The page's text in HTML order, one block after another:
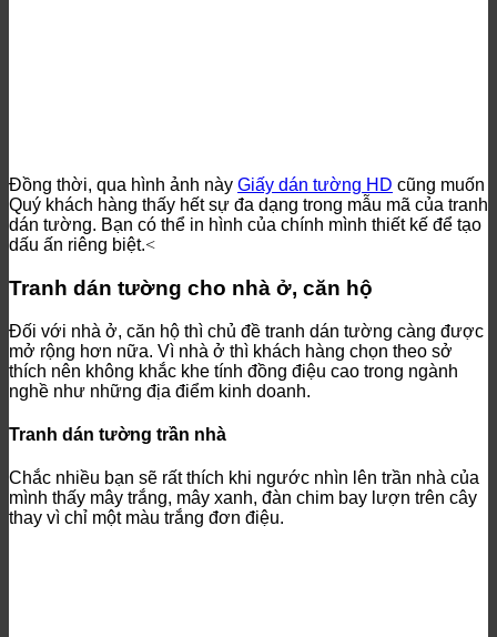
Đồng thời, qua hình ảnh này Giấy dán tường HD cũng muốn
Quý khách hàng thấy hết sự đa dạng trong mẫu mã của tranh
dán tường. Bạn có thể in hình của chính mình thiết kế để tạo
dấu ấn riêng biệt.<
Tranh dán tường cho nhà ở, căn hộ
Đối với nhà ở, căn hộ thì chủ đề tranh dán tường càng được
mở rộng hơn nữa. Vì nhà ở thì khách hàng chọn theo sở
thích nên không khắc khe tính đồng điệu cao trong ngành
nghề như những địa điểm kinh doanh.
Tranh dán tường trần nhà
Chắc nhiều bạn sẽ rất thích khi ngước nhìn lên trần nhà của
mình thấy mây trắng, mây xanh, đàn chim bay lượn trên cây
thay vì chỉ một màu trắng đơn điệu.